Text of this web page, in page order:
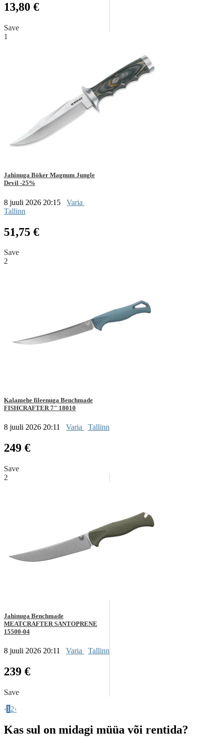
13,80 €
Save
1
Jahinuga Böker Magnum Jungle
Devil -25%
8 juuli 2026 20:15
Varia
Tallinn
51,75 €
Save
2
Kalamehe fileenuga Benchmade
FISHCRAFTER 7" 18010
8 juuli 2026 20:11 Varia Tallinn
249 €
Save
2
Jahinuga Benchmade
MEATCRAFTER SANTOPRENE
15500-04
8 juuli 2026 20:11 Varia Tallinn
239 €
Save
‹1 2›
Kas sul on midagi müüa või rentida?